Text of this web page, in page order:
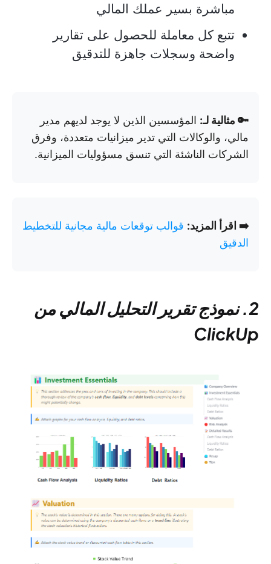
مباشرة بسير عملك المالي
تتبع كل معاملة للحصول على تقارير
واضحة وسجلات جاهزة للتدقيق
🔑 مثالية لـ: المؤسسين الذين لا يوجد لديهم مدير
مالي، والوكالات التي تدير ميزانيات متعددة، وفرق
الشركات الناشئة التي تنسق مسؤوليات الميزانية.
➡️ اقرأ المزيد: قوالب توقعات مالية مجانية للتخطيط
الدقيق
2. نموذج تقرير التحليل المالي من
ClickUp